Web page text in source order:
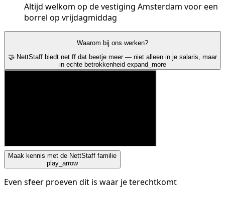
Altijd welkom op de vestiging Amsterdam voor een
borrel op vrijdagmiddag
Waarom bij ons werken?
🤝 NettStaff biedt net ff dat beetje meer — niet alleen in je salaris, maar
in echte betrokkenheid expand_more
Maak kennis met de NettStaff familie
play_arrow
Even sfeer proeven dit is waar je terechtkomt